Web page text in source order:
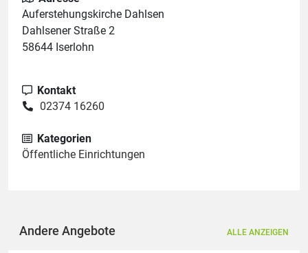
Auferstehungskirche Dahlsen
Dahlsener Straße 2
58644 Iserlohn
Kontakt
02374 16260
Kategorien
Öffentliche Einrichtungen
Andere Angebote ALLE ANZEIGEN